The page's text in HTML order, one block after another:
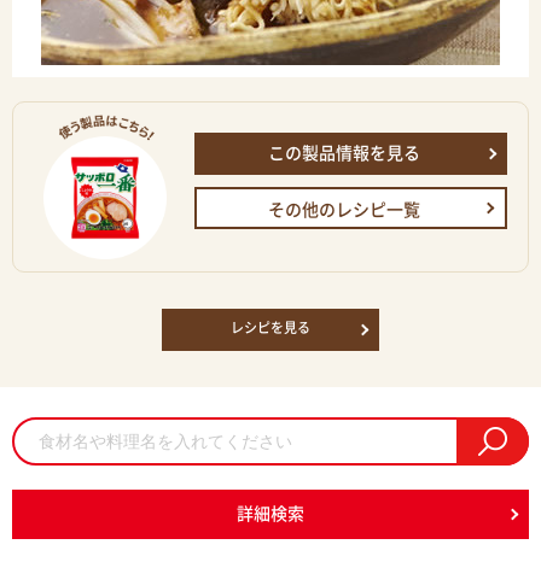
この製品情報を見る
その他のレシピ一覧
レシピを見る
詳細検索